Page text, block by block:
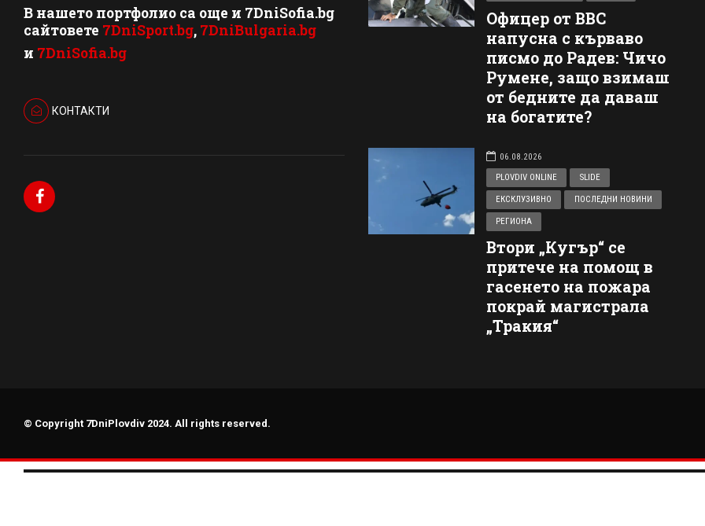
В нашето портфолио са още и 7DniSofia.bg
сайтовете 7DniSport.bg, 7DniBulgaria.bg
и 7DniSofia.bg
КОНТАКТИ
Офицер от ВВС
напусна с кърваво
писмо до Радев: Чичо
Румене, защо взимаш
от бедните да даваш
на богатите?
06.08.2026
PLOVDIV ONLINE
SLIDE
ЕКСКЛУЗИВНО ПОСЛЕДНИ НОВИНИ
РЕГИОНА
Втори „Кугър“ се
притече на помощ в
гасенето на пожара
покрай магистрала
„Тракия“
© Copyright 7DniPlovdiv 2024. All rights reserved.